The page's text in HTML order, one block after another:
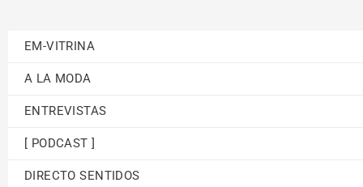
EM-VITRINA
A LA MODA
ENTREVISTAS
[ PODCAST ]
DIRECTO SENTIDOS